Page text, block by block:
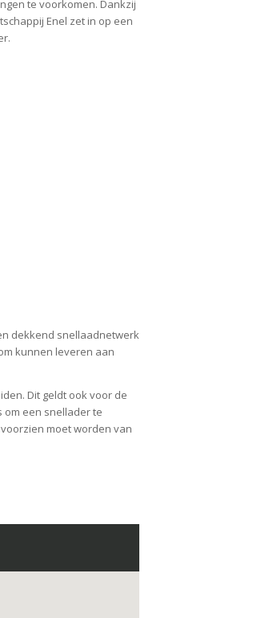
te voorkomen. Dankzij
Enel zet in op een
dekkend snellaadnetwerk
kunnen leveren aan
Dit geldt ook voor de
om een snellader te
voorzien moet worden van